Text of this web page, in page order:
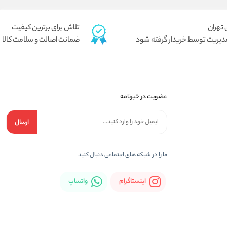
توسط خریدار گرفته شود
تلاش برای برترین کیفیت
ضمانت اصالت و سلامت کالا
عضویت در خبرنامه
ارسال
ما را در شبكه های اجتماعی دنبال کنید
اینستاگرام واتساپ